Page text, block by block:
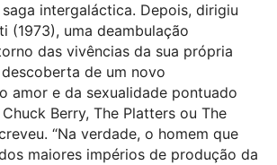
intergaláctica. Depois, dirigiu
(1973), uma deambulação
das vivências da sua própria
de um novo
amor e da sexualidade pontuado
Berry, The Platters ou The
“Na verdade, o homem que
maiores impérios de produção da